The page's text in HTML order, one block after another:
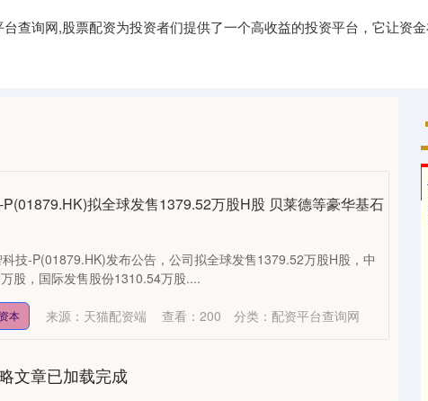
查询网,股票配资为投资者们提供了一个高收益的投资平台，它让资金
拟全球发售1379.52万股H股 贝莱德等豪华基石
技-P(01879.HK)发布公告，公司拟全球发售1379.52万股H股，中
股，国际发售股份1310.54万股....
本 来源：天猫配资端 查看： 200 分类： 配资平台查询网
文章已加载完成